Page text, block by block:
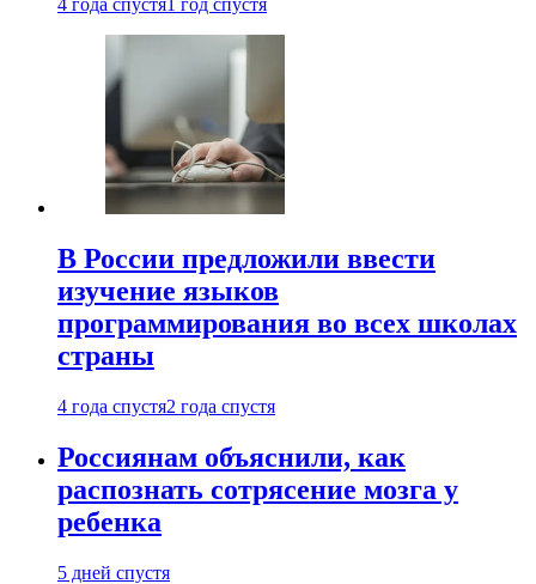
4 года спустя 1 год спустя
В России предложили ввести
изучение языков
программирования во всех школах
страны
4 года спустя2 года спустя
Россиянам объяснили, как
распознать сотрясение мозга у
ребенка
5 дней спустя